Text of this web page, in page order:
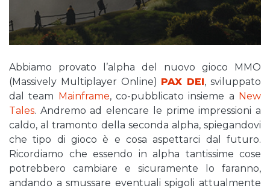
Abbiamo provato l’alpha del nuovo gioco MMO
(Massively Multiplayer Online) PAX DEI, sviluppato
dal team Mainframe, co-pubblicato insieme a New
Tales. Andremo ad elencare le prime impressioni a
caldo, al tramonto della seconda alpha, spiegandovi
che tipo di gioco è e cosa aspettarci dal futuro.
Ricordiamo che essendo in alpha tantissime cose
potrebbero cambiare e sicuramente lo faranno,
andando a smussare eventuali spigoli attualmente